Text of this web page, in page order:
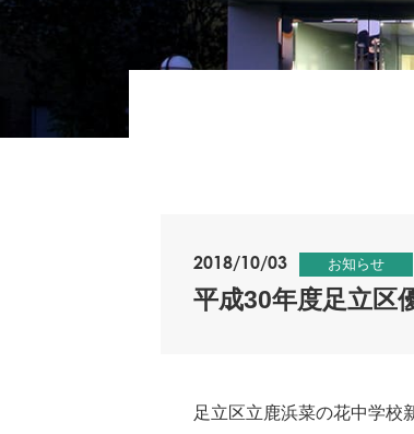
2018/10/03 お知らせ
平成30年度足立区
足立区立鹿浜菜の花中学校